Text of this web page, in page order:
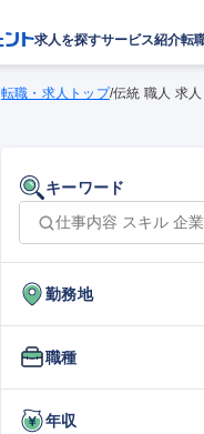
求人を探すサービス紹介転
転職・求人トップ/伝統 職人 求
キーワード
勤務地
職種
年収